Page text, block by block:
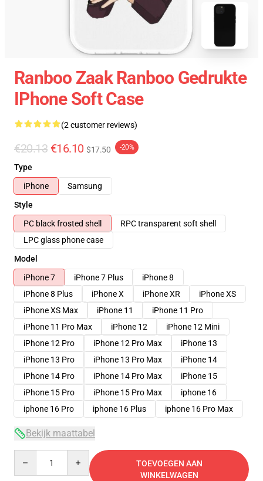
Ranboo Zaak Ranboo Gedrukte
IPhone Soft Case
(2 customer reviews)
€20.13 €16.10 $17.50 -20%
Type
iPhone
Samsung
Style
PC black frosted shell
RPC transparent soft shell
LPC glass phone case
Model
iPhone 7
iPhone 7 Plus
iPhone 8
iPhone 8 Plus
iPhone X iPhone XR
iPhone XS
iPhone XS Max
iPhone 11
iPhone 11 Pro
iPhone 11 Pro Max
iPhone 12
iPhone 12 Mini
iPhone 12 Pro
iPhone 12 Pro Max
iPhone 13
iPhone 13 Pro
iPhone 13 Pro Max
iPhone 14
iPhone 14 Pro
iPhone 14 Pro Max
iPhone 15
iPhone 15 Pro
iPhone 15 Pro Max
iphone 16
iphone 16 Pro
iphone 16 Plus iphone 16 Pro Max
Bekijk maattabel
TOEVOEGEN AAN
WINKELWAGEN